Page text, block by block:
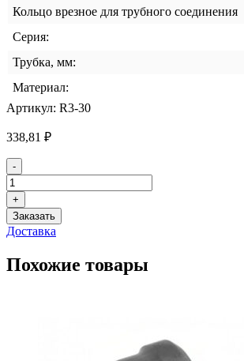
Кольцо врезное для трубного соединения
Серия:
Трубка, мм:
Материал:
Артикул: R3-30
338,81 ₽
Количество
товара
Кольцо
врезное
для
трубного
DKOS
-
+
Заказать
Доставка
Похожие товары